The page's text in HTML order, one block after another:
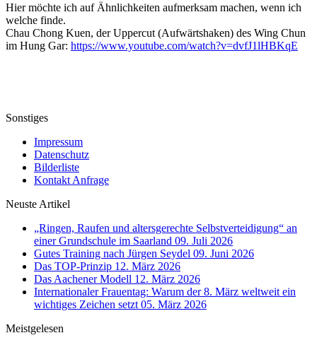
Hier möchte ich auf Ähnlichkeiten aufmerksam machen, wenn ich
welche finde.
Chau Chong Kuen, der Uppercut (Aufwärtshaken) des Wing Chun
im Hung Gar: https://www.youtube.com/watch?v=dvfJ1lHBKqE
Sonstiges
Impressum
Datenschutz
Bilderliste
Kontakt Anfrage
Neuste Artikel
„Ringen, Raufen und altersgerechte Selbstverteidigung“ an
einer Grundschule im Saarland 09. Juli 2026
Gutes Training nach Jürgen Seydel 09. Juni 2026
Das TOP-Prinzip 12. März 2026
Das Aachener Modell 12. März 2026
Internationaler Frauentag: Warum der 8. März weltweit ein
wichtiges Zeichen setzt 05. März 2026
Meistgelesen